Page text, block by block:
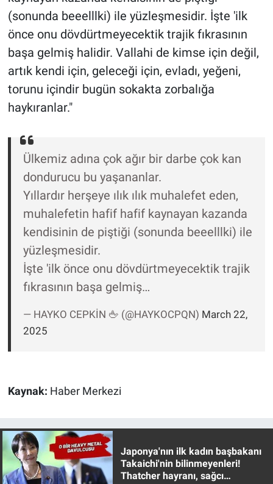
(sonunda beeelllki) ile yüzleşmesidir. İşte 'ilk
önce onu dövdürtmeyecektik trajik fıkrasının
başa gelmiş halidir. Vallahi de kimse için değil,
artık kendi için, geleceği için, evladı, yeğeni,
torunu içindir bugün sokakta zorbalığa
haykıranlar."
Ülkemiz adına çok ağır bir darbe çok kan
dondurucu bu yaşananlar.
Yıllardır herşeye ılık ılık muhalefet eden,
muhalefetin hafif hafif kaynayan kazanda
kendisinin de piştiği (sonunda beeelllki) ile
yüzleşmesidir.
İşte 'ilk önce onu dövdürtmeyecektik trajik
fıkrasının başa gelmiş…
— HAYKO CEPKİN 🖕 (@HAYKOCPQN) March 22,
2025
Kaynak: Haber Merkezi
Japonya'nın ilk kadın başbakanı
Takaichi'nin bilinmeyenleri!
Thatcher hayranı, sağcı
Programlar
Sağlık
Spor
Teknoloji
Türkiye'nin Gündemi
Yerel Gündem
Yerel Yaşam
Canlı Yayın